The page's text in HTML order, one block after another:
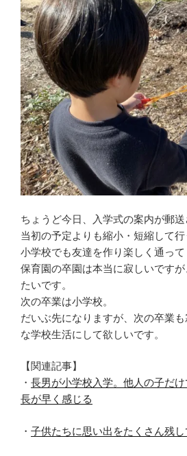
ちょうど今日、入学式の案内が郵送
当初の予定よりも縮小・短縮して行
小学校でも友達を作り楽しく通って
保育園の卒園は本当に寂しいです
たいです。
次の卒業は小学校。
だいぶ先になりますが、次の卒業
な学校生活にして欲しいです。
【関連記事】
・ 長男が小学校入学。他人の子だ
長が早く感じる
・ 子供たちに思い出をたくさん残